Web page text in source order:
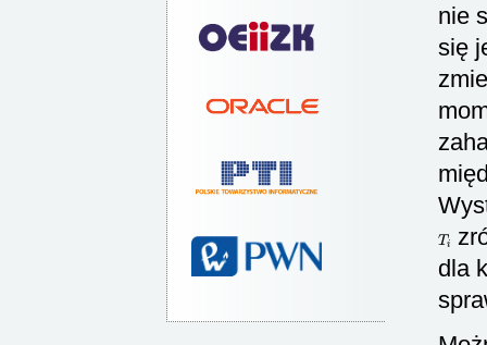
nie
się
Ti
dla